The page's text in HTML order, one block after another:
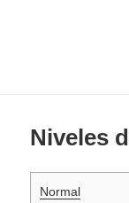
Niveles
Normal